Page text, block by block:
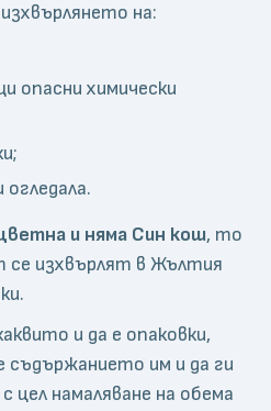
на:
опасни химически
огледала.
и няма Син кош, то
изхвърлят в Жълтия
и да е опаковки,
съдържанието им и да ги
цел намаляване на обема